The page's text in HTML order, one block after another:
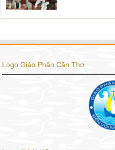
Logo Giáo Phận Cần Thơ